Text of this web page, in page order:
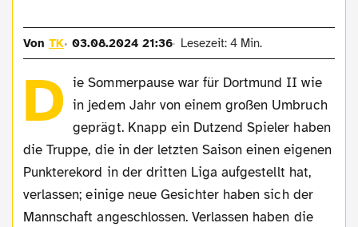
VonTK 03.08.2024 21:36 Lesezeit: 4 Min.
D ie Sommerpause war für Dortmund II wie
in jedem Jahr von einem großen Umbruch
geprägt. Knapp ein Dutzend Spieler haben
die Truppe, die in der letzten Saison einen eigenen
Punkterekord in der dritten Liga aufgestellt hat,
verlassen; einige neue Gesichter haben sich der
Mannschaft angeschlossen. Verlassen haben die